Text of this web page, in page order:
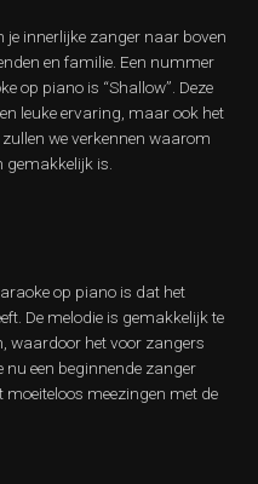
je innerlijke zanger naar boven
en familie. Een nummer
op piano is “Shallow”. Deze
leuke ervaring, maar ook het
we verkennen waarom
gemakkelijk is.
op piano is dat het
De melodie is gemakkelijk te
waardoor het voor zangers
nu een beginnende zanger
meezingen met de